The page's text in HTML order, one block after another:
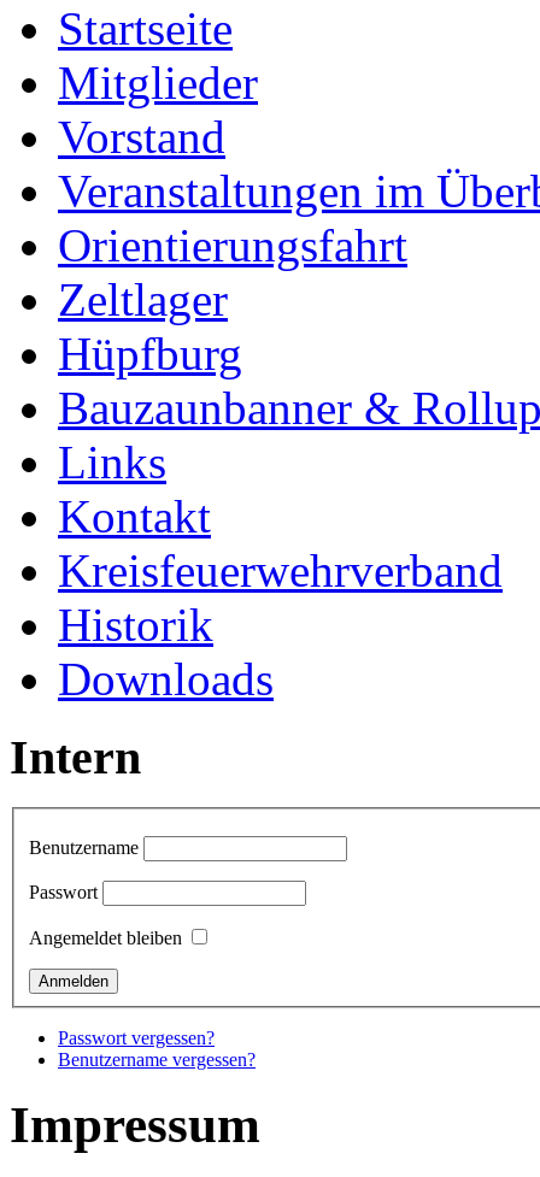
Startseite
Mitglieder
Vorstand
Veranstaltungen im
Orientierungsfahrt
Zeltlager
Hüpfburg
Bauzaunbanner &
Links
Kontakt
Kreisfeuerwehrverband
Historik
Downloads
Intern
Benutzername
Passwort
Angemeldet bleiben
Passwort vergessen?
Benutzername vergessen?
Impressum